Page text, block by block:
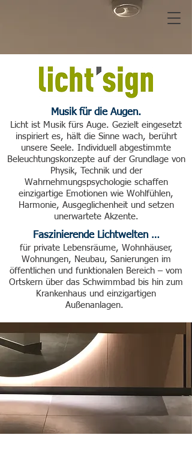
Musik für die Augen.​
Licht ist Musik fürs Auge. Gezielt eingesetzt
inspiriert es, hält die Sinne wach, berührt
unsere Seele. Individuell abgestimmte
Beleuchtungskonzepte auf der Grundlage von
Physik, Technik und der
Wahrnehmungspsychologie schaffen
einzigartige Emotionen wie Wohlfühlen,
Harmonie, Ausgeglichenheit und setzen
unerwartete Akzente.
Faszinierende Lichtwelten …
für private Lebensräume, Wohnhäuser,
Wohnungen, Neubau, Sanierungen im
öffentlichen und funktionalen Bereich – vom
Ortskern über das Schwimmbad bis hin zum
Krankenhaus und einzigartigen
Außenanlagen.